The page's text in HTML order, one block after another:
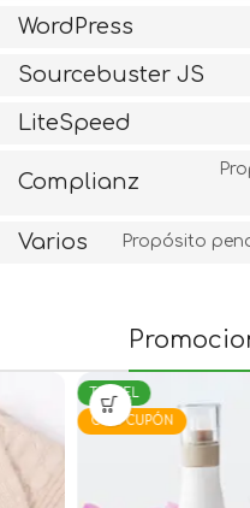
WordPress
Sourcebuster JS
LiteSpeed
Complianz
Varios Propósito
CON CUPÓN